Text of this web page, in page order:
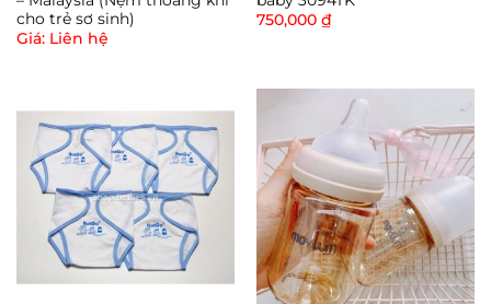
cho trẻ sơ sinh)
Giá: Liên hệ
750,000 ₫